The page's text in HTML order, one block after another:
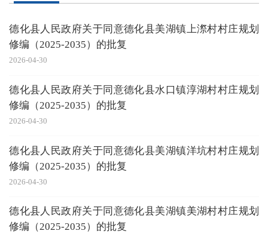
德化县人民政府关于同意德化县美湖镇上漈村村庄规划
修编（2025-2035）的批复
2026-04-30
德化县人民政府关于同意德化县水口镇淳湖村村庄规划
修编（2025-2035）的批复
2026-04-30
德化县人民政府关于同意德化县美湖镇洋坑村村庄规划
修编（2025-2035）的批复
2026-04-30
德化县人民政府关于同意德化县美湖镇美湖村村庄规划
修编（2025-2035）的批复